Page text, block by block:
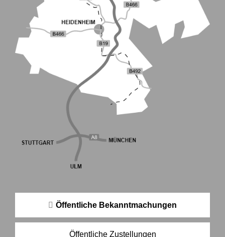
Öffentliche Bekanntmachungen
Öffentliche Zustellungen